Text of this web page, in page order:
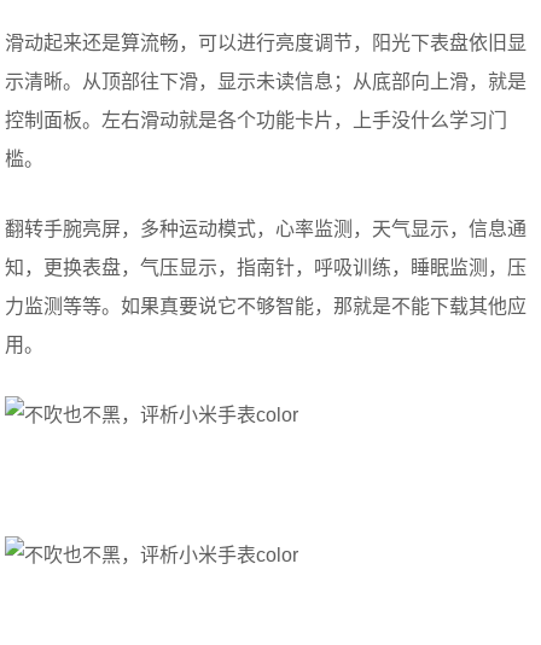
滑动起来还是算流畅，可以进行亮度调节，阳光下表盘依旧显
示清晰。从顶部往下滑，显示未读信息；从底部向上滑，就是
控制面板。左右滑动就是各个功能卡片，上手没什么学习门
槛。
翻转手腕亮屏，多种运动模式，心率监测，天气显示，信息通
知，更换表盘，气压显示，指南针，呼吸训练，睡眠监测，压
力监测等等。如果真要说它不够智能，那就是不能下载其他应
用。